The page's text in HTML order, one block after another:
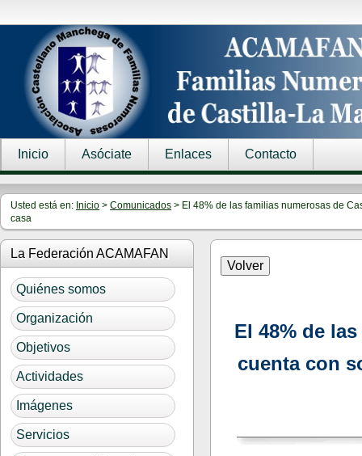
Inicio Asóciate Enlaces Contacto
Usted está en: Inicio > Comunicados > El 48% de las familias numerosas de
casa
La Federación ACAMAFAN
Quiénes somos
Organización
Objetivos
Actividades
Imágenes
Servicios
El 48% de
cuenta con